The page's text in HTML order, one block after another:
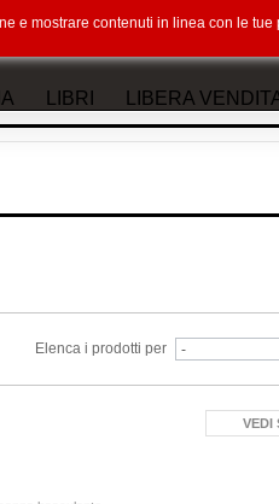
LIBRI LIBERA
Elenca i prodotti per
VEDI
e mostrare contenuti in linea con le